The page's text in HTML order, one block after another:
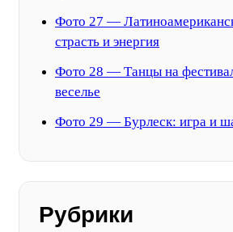
Фото 27 —
страсть и энергия
Фото 28 — Танцы на
веселье
Фото 29 — Бурлеск: игра и
Рубрики